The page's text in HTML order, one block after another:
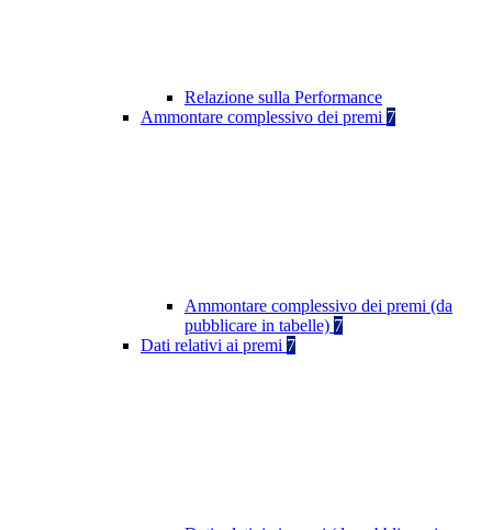
Relazione sulla Performance
Ammontare complessivo dei premi 7
Ammontare complessivo dei premi (da
pubblicare in tabelle) 7
Dati relativi ai premi 7